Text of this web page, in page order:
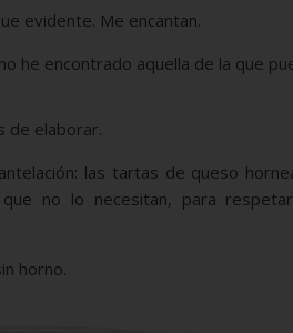
evidente. Me encantan.
he encontrado aquella de la que
de elaborar.
las tartas de queso
no lo necesitan, para
horno.